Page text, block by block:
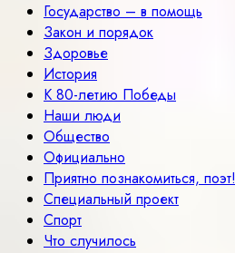
Государство – в помощь
Закон и порядок
Здоровье
История
К 80-летию Победы
Наши люди
Общество
Официально
Приятно познакомиться, поэт!
Специальный проект
Спорт
Что случилось